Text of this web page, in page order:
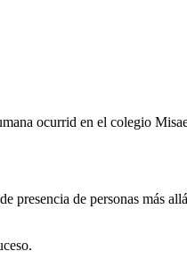
ocurrid en el colegio
presencia de personas más